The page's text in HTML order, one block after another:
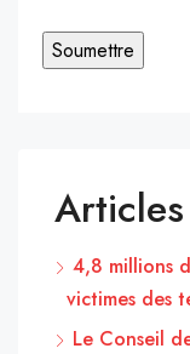
4,8 millions
victimes des
Le Conseil